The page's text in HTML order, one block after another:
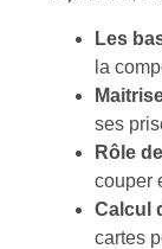
Les
la
ses
Rôle
couper
Calcul
cartes